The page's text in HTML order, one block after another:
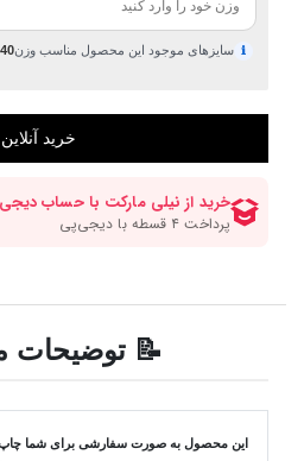
ℹ سایزهای موجود این محصول مناسب وزن40 تا 120 کیلوگرم
📝
این محصول به صورت سفارشی برای شما